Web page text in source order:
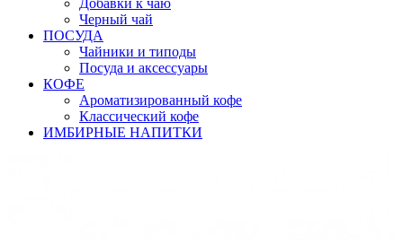
Черный чай
ПОСУДА
Чайники и типоды
Посуда и аксессуары
КОФЕ
Ароматизированный кофе
Классический кофе
ИМБИРНЫЕ НАПИТКИ